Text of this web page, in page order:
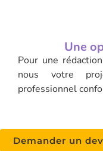
Une
Pour une
nous votre
professionnel
Demander un